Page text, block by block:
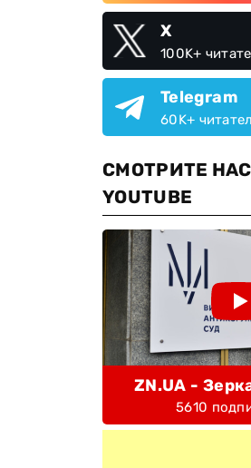
X
100K+
Telegram
60K+
СМОТРИТЕ
YOUTUBE
ZN.UA -
5610